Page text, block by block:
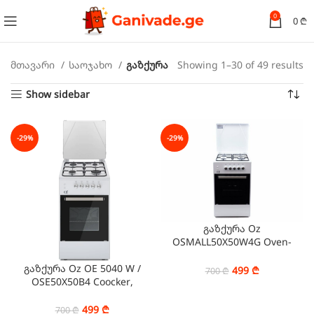
0 0 ₾
მთავარი საოჯახო გაზქურა Showing 1–30 of 49 results
Show sidebar
-29%
გაზქურა Oz OE 5040 W /
OSE50X50B4 Coocker,
700₾ 499 ₾
-29%
გაზქურა Oz
OSMALL50X50W4G Oven-
700₾ 499 ₾